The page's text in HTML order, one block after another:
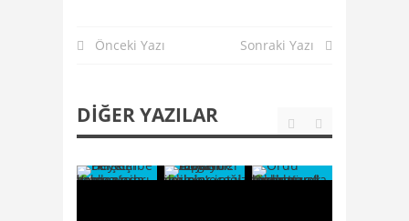
Önceki Yazı Sonraki Yazı
DIĞER YAZILAR